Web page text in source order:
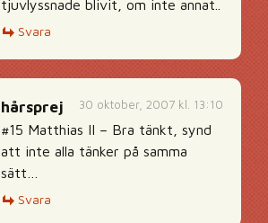
tjuvlyssnade blivit, om inte annat..
Svara
30 oktober, 2007 kl. 13:10
hårsprej
#15 Matthias II – Bra tänkt, synd
att inte alla tänker på samma
sätt…
Svara